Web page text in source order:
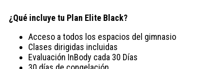
¿Qué incluye tu Plan Elite Black?
Acceso a todos los espacios del gimnasio
Clases dirigidas incluidas
Evaluación InBody cada 30 Días